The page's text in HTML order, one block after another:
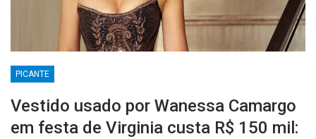
PICANTE
Vestido usado por Wanessa Camargo
em festa de Virginia custa R$ 150 mil: